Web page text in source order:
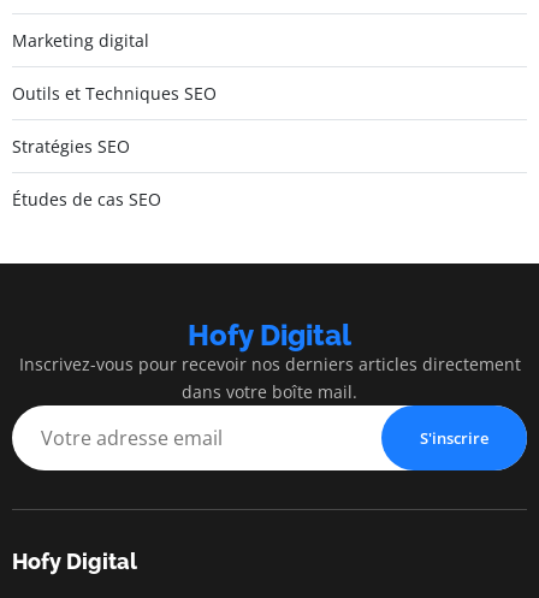
Marketing digital
Outils et Techniques SEO
Stratégies SEO
Études de cas SEO
Hofy Digital
Inscrivez-vous pour recevoir nos derniers articles directement
dans votre boîte mail.
S'inscrire
Hofy Digital